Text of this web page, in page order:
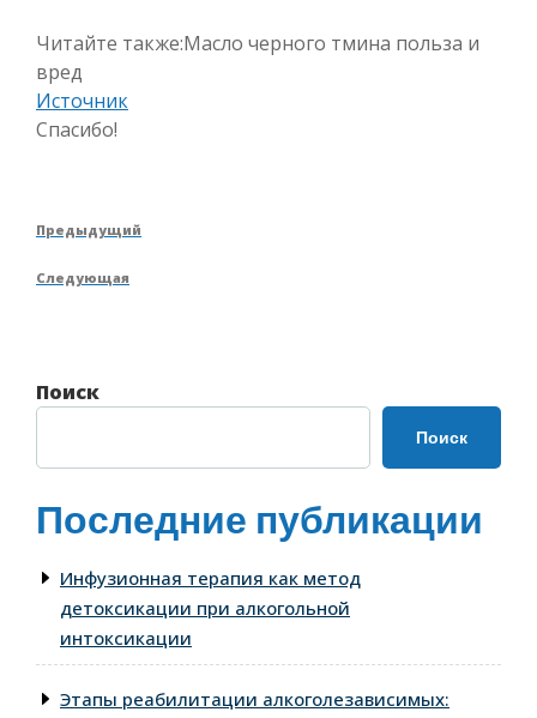
Читайте также:Масло черного тмина польза и
вред
Источник
Спасибо!
Навигация
по
записям
Предыдущая
Предыдущий
Следующая
Следующая
Поиск
Поиск
Последние публикации
Инфузионная терапия как метод
детоксикации при алкогольной
интоксикации
Этапы реабилитации алкоголезависимых: